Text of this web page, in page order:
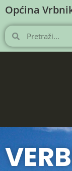
Općina